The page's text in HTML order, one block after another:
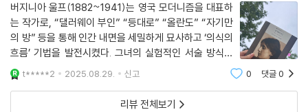
버지니아 울프(1882~1941)는 영국 모더니즘을 대표하
는 작가로, “댈러웨이 부인” “등대로” “올란도” “자기만
의 방” 등을 통해 인간 내면을 세밀하게 묘사하고 ‘의식의
흐름’ 기법을 발전시켰다. 그녀의 실험적인 서술 방식은
제임스 조이스, 윌리엄 포크너 같은 동시대 작가들과 함께
현대 소설의 형식을 새롭게 정의했으며, 특히 여성의 글쓰
기와 독립적인 지적 공간을 강조한
t*****2 2025.08.29. 신고 0 댓글0
리뷰 전체보기